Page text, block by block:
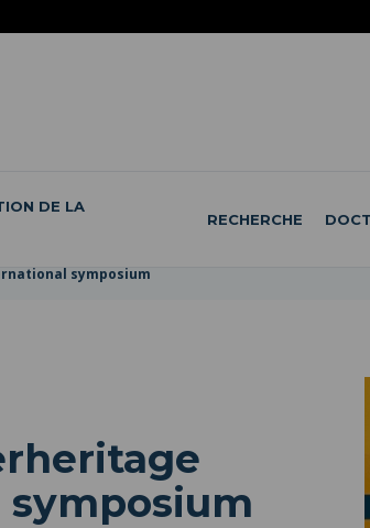
DE LA
RECHERCHE
symposium